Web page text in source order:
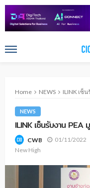
Home NEWS ILINK เซ็
NEWS
ILINK เซ็นรับงาน PEA
CWB 01/11/2022
New High